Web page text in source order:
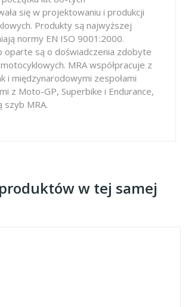
się w projektowaniu i produkcji
Produkty są najwyższej
normy EN ISO 9001:2000.
oparte są o doświadczenia zdobyte
MRA współpracuje z
i międzynarodowymi zespołami
z Moto-GP, Superbike i Endurance,
szyb MRA.
w tej samej